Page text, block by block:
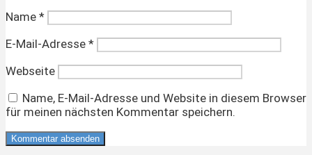
Name *
E-Mail-Adresse *
Webseite
Name, E-Mail-Adresse und Website in diesem Browser
für meinen nächsten Kommentar speichern.